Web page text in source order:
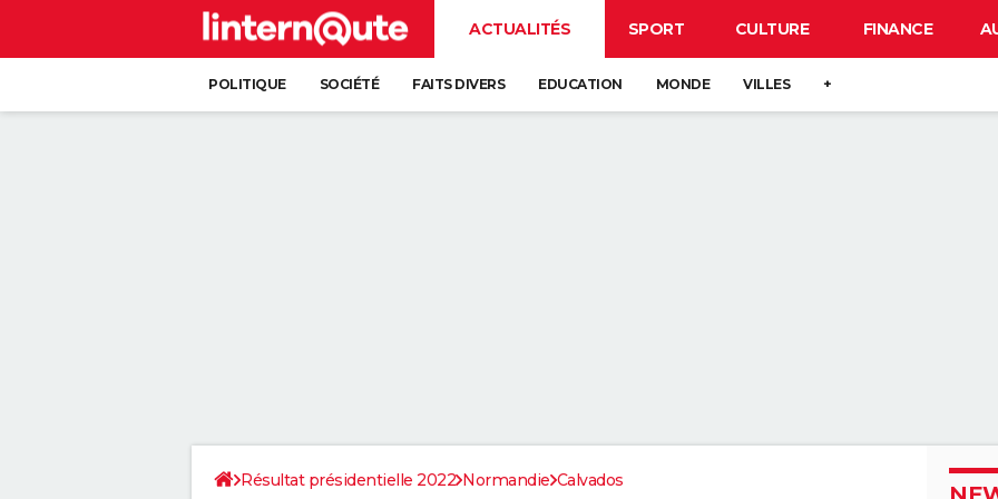
ACTUALITÉS SPORT CULTURE FINANCE
POLITIQUE SOCIÉTÉ FAITS DIVERS EDUCATION MONDE VILLES +
Résultat présidentielle 2022 Normandie Calvados